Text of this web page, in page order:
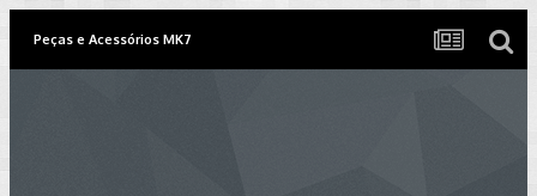
Peças e Acessórios MK7